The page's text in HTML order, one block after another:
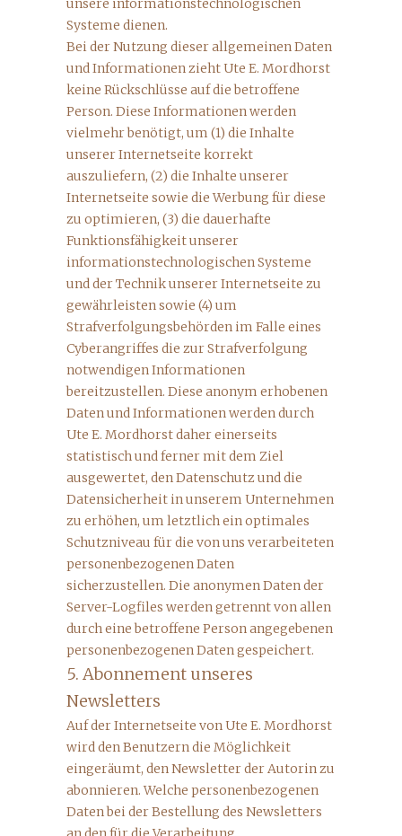
unsere informationstechnologischen
Systeme dienen.
Bei der Nutzung dieser allgemeinen Daten
und Informationen zieht Ute E. Mordhorst
keine Rückschlüsse auf die betroffene
Person. Diese Informationen werden
vielmehr benötigt, um (1) die Inhalte
unserer Internetseite korrekt
auszuliefern, (2) die Inhalte unserer
Internetseite sowie die Werbung für diese
zu optimieren, (3) die dauerhafte
Funktionsfähigkeit unserer
informationstechnologischen Systeme
und der Technik unserer Internetseite zu
gewährleisten sowie (4) um
Strafverfolgungsbehörden im Falle eines
Cyberangriffes die zur Strafverfolgung
notwendigen Informationen
bereitzustellen. Diese anonym erhobenen
Daten und Informationen werden durch
Ute E. Mordhorst daher einerseits
statistisch und ferner mit dem Ziel
ausgewertet, den Datenschutz und die
Datensicherheit in unserem Unternehmen
zu erhöhen, um letztlich ein optimales
Schutzniveau für die von uns verarbeiteten
personenbezogenen Daten
sicherzustellen. Die anonymen Daten der
Server-Logfiles werden getrennt von allen
durch eine betroffene Person angegebenen
personenbezogenen Daten gespeichert.
5. Abonnement unseres
Newsletters
Auf der Internetseite von Ute E. Mordhorst
wird den Benutzern die Möglichkeit
eingeräumt, den Newsletter der Autorin zu
abonnieren. Welche personenbezogenen
Daten bei der Bestellung des Newsletters